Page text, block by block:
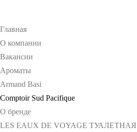
Главная
О компании
Вакансии
Ароматы
Armand Basi
Comptoir Sud Pacifique
О бренде
LES EAUX DE VOYAGE